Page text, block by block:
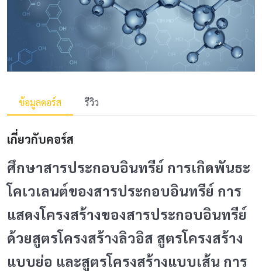
ข้อมูลคอร์ส รีวิว
เกี่ยวกับคอร์ส
ศึกษาสารประกอบอินทรีย์ การเกิดพันธะ
โคเวเลนต์ของสารประกอบอินทรีย์ การ
แสดงโครงสร้างของสารประกอบอินทรีย์
ด้วยสูตรโครงสร้างลิวอิส สูตรโครงสร้าง
แบบย่อ และสูตรโครงสร้างแบบเส้น การ